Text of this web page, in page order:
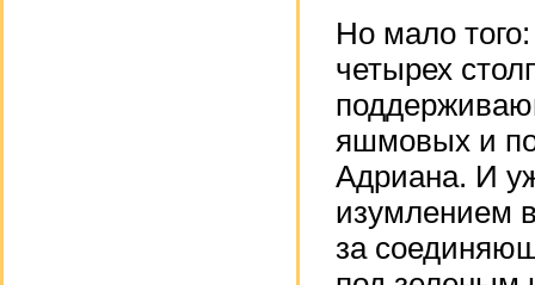
Но мало
четырех
яшмовых и
Адриана. И
изумлением
за